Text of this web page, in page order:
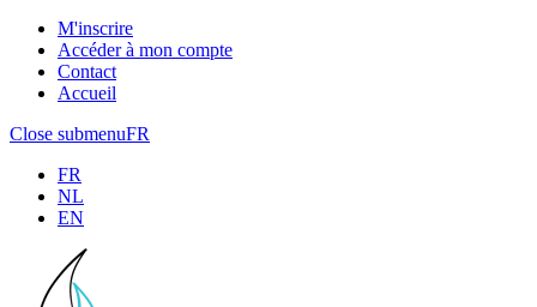
M'inscrire
Accéder à mon compte
Contact
Accueil
Close submenuFR
FR
NL
EN